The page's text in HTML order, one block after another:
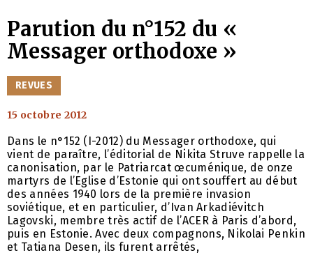
Parution du n°152 du «
Messager orthodoxe »
CATÉGORIES
REVUES
15 octobre 2012
Dans le n°152 (I-2012) du Messager orthodoxe, qui
vient de paraître, l’éditorial de Nikita Struve rappelle la
canonisation, par le Patriarcat œcuménique, de onze
martyrs de l’Eglise d’Estonie qui ont souffert au début
des années 1940 lors de la première invasion
soviétique, et en particulier, d’Ivan Arkadiévitch
Lagovski, membre très actif de l’ACER à Paris d’abord,
puis en Estonie. Avec deux compagnons, Nikolai Penkin
et Tatiana Desen, ils furent arrêtés,